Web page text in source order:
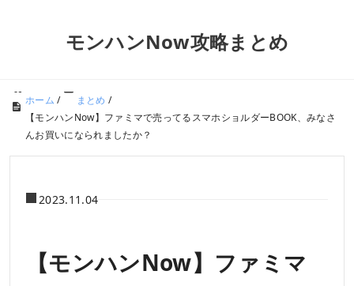
モンハンNow攻略まとめ
ホーム / まとめ /
【モンハンNow】ファミマで売ってるスマホショルダーBOOK、みなさ
んお買いになられましたか？
2023.11.04
【モンハンNow】ファミマ